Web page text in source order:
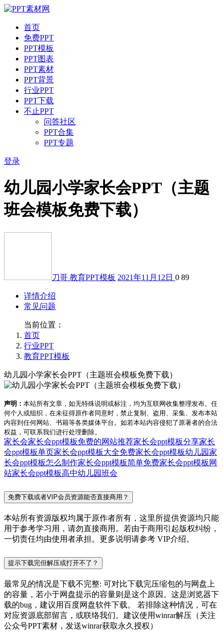
首页
免费PPT
PPT模板
PPT图表
PPT素材
PPT背景
行业PPT
PPT下载
不止PPT
问答社区
PPT合集
PPT专题
登录
幼儿园小学家长会PPT（主题
班会模板免费下载）
刀哥 教育PPT模板 2021年11月12日 0 89
详情介绍
常见问题
当前位置：
首页
行业PPT
教育PPT模板
幼儿园小学家长会PPT（主题班会模板免费下载）
声明： 本站所有文章，如无特殊说明或标注，均为互联网收集整理发布。任
何个人或组织，在未征得原作者同意时，禁止复制、盗用、采集、发布本站
内容到任何网站、书籍等各类媒体平台。如若本站内容侵犯了原著者的合法
权益，可联系我们进行处理删除。
家长会家长会ppt模板免费的网站推荐家长会ppt模板分享家长
会ppt模板单页家长会ppt模板大全免费家长会ppt模板幼儿园家
长会ppt模板怎么制作家长会ppt模板简单免费家长会ppt模板网
站家长会ppt模板高中幼儿园班会
免费下载或者VIP会员资源能否直接商用？
本站所有资源版权均属于原作者所有，这里所提供资源均只能
用于参考学习用，请勿直接商用。若由于商用引起版权纠纷，
一切责任均由使用者承担。更多说明请参考 VIP介绍。
提示下载完但解压或打开不了？
最常见的情况是下载不完整: 可对比下载完压缩包的与网盘上
的容量，若小于网盘提示的容量则是这个原因。这是浏览器下
载的bug，建议用百度网盘软件下载。 若排除这种情况，可在
对应资源底部留言，或联络我们。建议使用winrar解压（关注
公众号PPT素材，发送winrar获取永久授权）